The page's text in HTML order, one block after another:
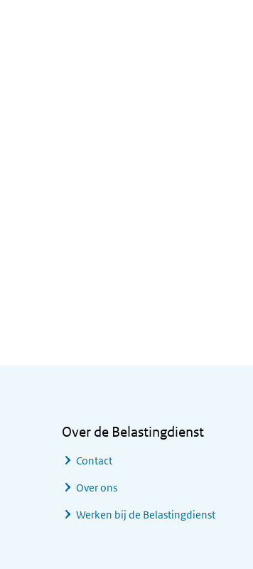
Over de Belastingdienst
Contact
Over ons
Werken bij de Belastingdienst